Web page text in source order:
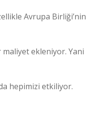
Avrupa Birliği’nin
ekleniyor. Yani
hepimizi etkiliyor.